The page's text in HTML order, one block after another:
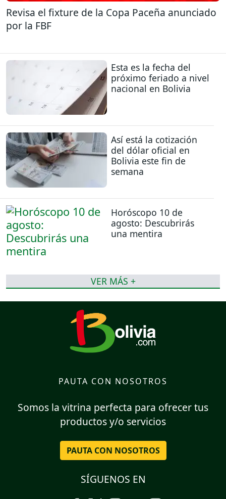
Revisa el fixture de la Copa Paceña anunciado
por la FBF
Esta es la fecha del
próximo feriado a nivel
nacional en Bolivia
Así está la cotización
del dólar oficial en
Bolivia este fin de
semana
Horóscopo 10 de
agosto: Descubrirás
una mentira
VER MÁS +
PAUTA CON NOSOTROS
Somos la vitrina perfecta para ofrecer tus
productos y/o servicios
PAUTA CON NOSOTROS
SÍGUENOS EN